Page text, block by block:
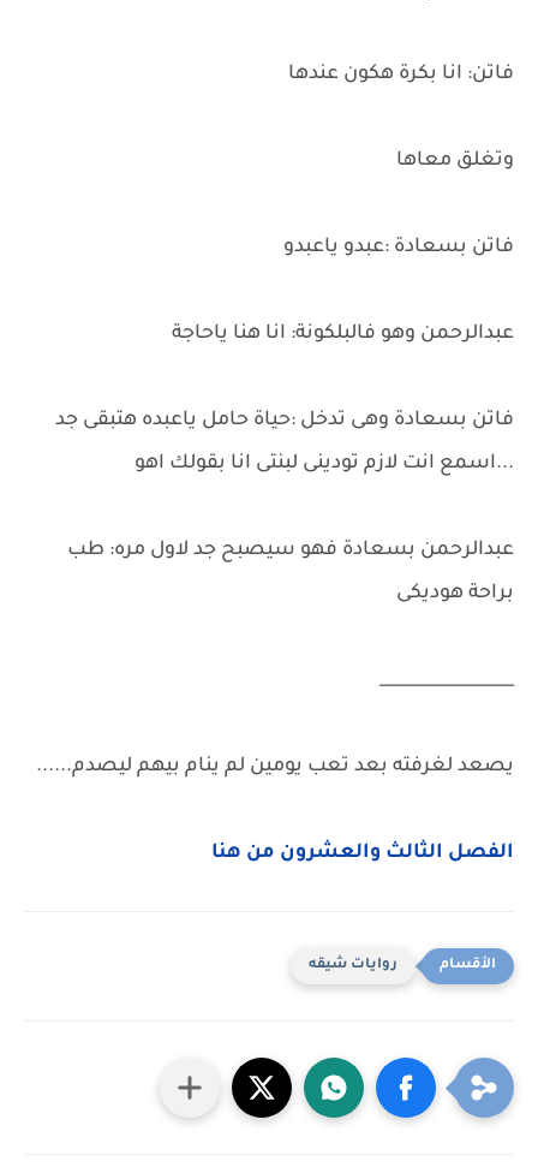
فاتن: انا بكرة هكون عندها
وتغلق معاها
فاتن بسعادة :عبدو ياعبدو
عبدالرحمن وهو فالبلكونة: انا هنا ياحاجة
فاتن بسعادة وهى تدخل :حياة حامل ياعبده هتبقى جد
...اسمع انت لازم تودينى لبنتى انا بقولك اهو
عبدالرحمن بسعادة فهو سيصبح جد لاول مره: طب
براحة هوديكى
________________
يصعد لغرفته بعد تعب يومين لم ينام بيهم ليصدم......
الفصل الثالث والعشرون من هنا
روايات شيقه